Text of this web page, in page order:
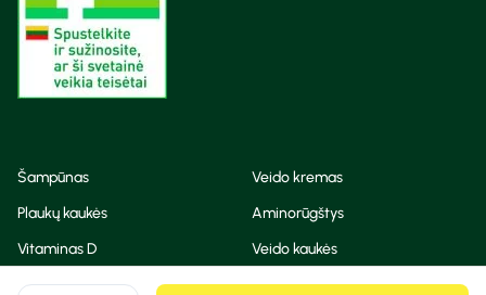
Šampūnas
Veido kremas
Plaukų kaukės
Aminorūgštys
Vitaminas D
Veido kaukės
Korėjietiška kosmetika
Eteriniai aliejai